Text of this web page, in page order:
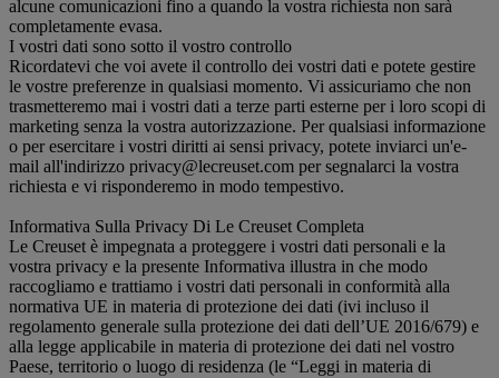
alcune comunicazioni fino a quando la vostra richiesta non sarà
completamente evasa.
I vostri dati sono sotto il vostro controllo
Ricordatevi che voi avete il controllo dei vostri dati e potete gestire
le vostre preferenze in qualsiasi momento. Vi assicuriamo che non
trasmetteremo mai i vostri dati a terze parti esterne per i loro scopi di
marketing senza la vostra autorizzazione. Per qualsiasi informazione
o per esercitare i vostri diritti ai sensi privacy, potete inviarci un'e-
mail all'indirizzo privacy@lecreuset.com per segnalarci la vostra
richiesta e vi risponderemo in modo tempestivo.
Informativa Sulla Privacy Di Le Creuset Completa
Le Creuset è impegnata a proteggere i vostri dati personali e la
vostra privacy e la presente Informativa illustra in che modo
raccogliamo e trattiamo i vostri dati personali in conformità alla
normativa UE in materia di protezione dei dati (ivi incluso il
regolamento generale sulla protezione dei dati dell’UE 2016/679) e
alla legge applicabile in materia di protezione dei dati nel vostro
Paese, territorio o luogo di residenza (le “Leggi in materia di